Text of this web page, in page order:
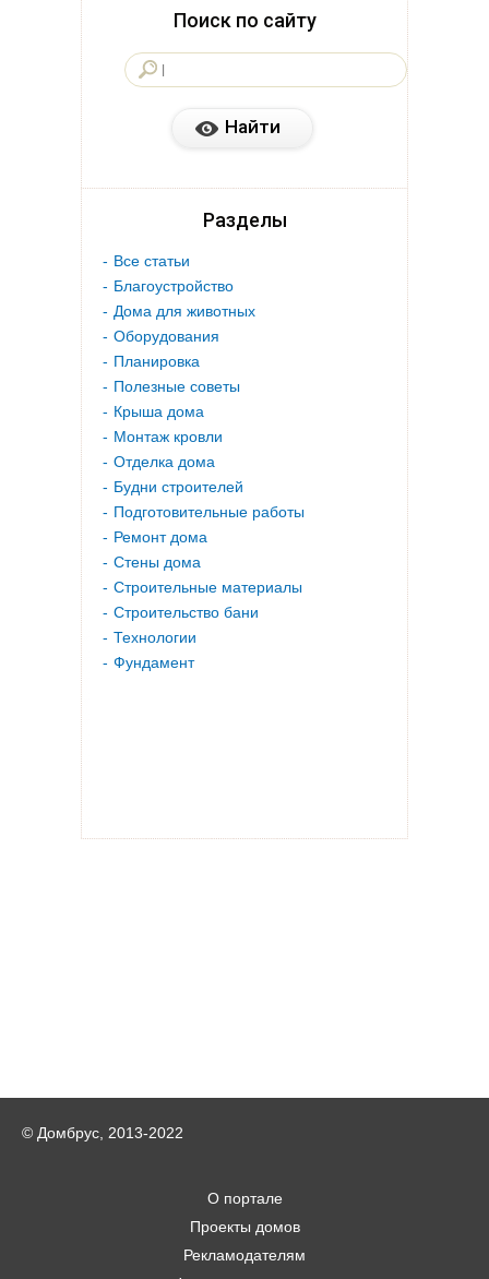
Поиск по сайту
Разделы
Все статьи
Благоустройство
Дома для животных
Оборудования
Планировка
Полезные советы
Крыша дома
Монтаж кровли
Отделка дома
Будни строителей
Подготовительные работы
Ремонт дома
Стены дома
Строительные материалы
Строительство бани
Технологии
Фундамент
© Домбрус, 2013-2022
О портале
Проекты домов
Рекламодателям